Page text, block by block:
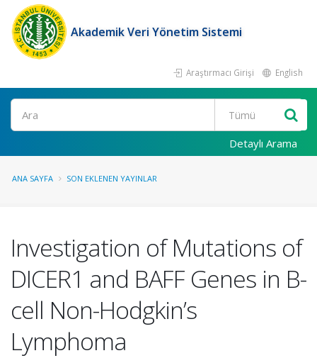
Akademik Veri Yönetim Sistemi
Araştırmacı Girişi English
Ara
Detaylı Arama
ANA SAYFA SON EKLENEN YAYINLAR
Investigation of Mutations of
DICER1 and BAFF Genes in B-
cell Non-Hodgkin’s
Lymphoma